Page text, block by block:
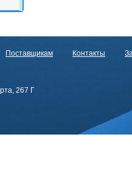
Поставщикам Контакты
267 Г